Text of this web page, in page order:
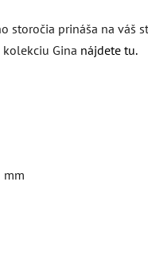
storočia prináša na
kolekciu Gina nájdete tu.
mm